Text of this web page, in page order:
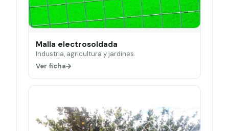
Malla electrosoldada
Industria, agricultura y jardines.
Ver ficha